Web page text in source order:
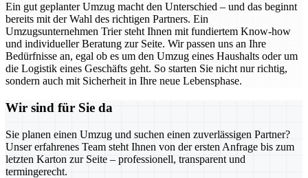
Ein gut geplanter Umzug macht den Unterschied – und das beginnt
bereits mit der Wahl des richtigen Partners. Ein
Umzugsunternehmen Trier steht Ihnen mit fundiertem Know-how
und individueller Beratung zur Seite. Wir passen uns an Ihre
Bedürfnisse an, egal ob es um den Umzug eines Haushalts oder um
die Logistik eines Geschäfts geht. So starten Sie nicht nur richtig,
sondern auch mit Sicherheit in Ihre neue Lebensphase.
Wir sind für Sie da
Sie planen einen Umzug und suchen einen zuverlässigen Partner?
Unser erfahrenes Team steht Ihnen von der ersten Anfrage bis zum
letzten Karton zur Seite – professionell, transparent und
termingerecht.